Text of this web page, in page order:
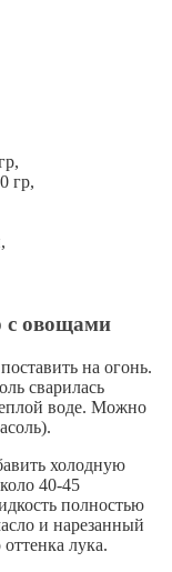
гр,
с овощами
на огонь.
сварилась
воде. Можно
холодную
40-45
полностью
и нарезанный
лука.